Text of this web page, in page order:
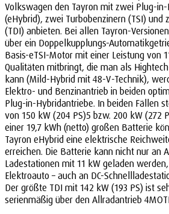
Volkswagen den Tayron mit zwei Plug-
(eHybrid), zwei Turbobenzinern (TSI) und
(TDI) anbieten. Bei allen Tayron-
über ein Doppelkupplungs-
Basis-eTSI-Motor mit einer Leistung von
Qualitäten mitbringt, die man als
kann (Mild-Hybrid mit 48-V-Technik),
Elektro- und Benzinantrieb in beiden
Plug-in-Hybridantriebe. In beiden Fällen
von 150 kW (204 PS)5 bzw. 200 kW (272
einer 19,7 kWh (netto) großen Batterie
Tayron eHybrid eine elektrische
erreichen. Die Batterie kann nicht nur an
Ladestationen mit 11 kW geladen
Elektroauto – auch an DC-
Der größte TDI mit 142 kW (193 PS) ist
serienmäßig über den Allradantrieb